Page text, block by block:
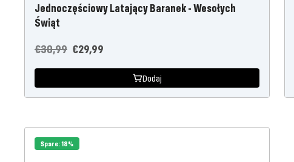
Jednoczęściowy Latający Baranek - Wesołych
Świąt
Oferta
cenowa
€29,99
Cena
regularna
€30,99
Dodaj
Spare: 18%